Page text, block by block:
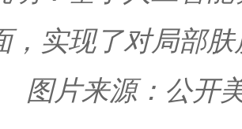
，实现了对局部
图片来源：公开